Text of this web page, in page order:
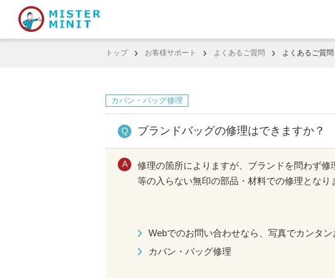
トップ お客様サポート よくあるご質問 よくあるご質問
カバン・バッグ修理
ブランドバッグの修理はできますか？
修理の箇所によりますが、ブランドを問わず
等の入らない無印の部品・材料での修理となり
Webでのお問い合わせなら、写真でカンタ
カバン・バッグ修理